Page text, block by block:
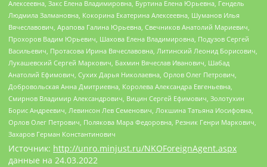
Алексеевна, Закс Елена Владимировна, Буртина Елена Юрьевна, Гендель
Людмила Залмановна, Кокорина Екатерина Алексеевна, Шуманов Илья
Вячеславович, Арапова Галина Юрьевна, Свечников Анатолий Мариевич,
Прохоров Вадим Юрьевич, Шахова Елена Владимировна, Подузов Сергей
Васильевич, Протасова Ирина Вячеславовна, Литинский Леонид Борисович,
Лукашевский Сергей Маркович, Бахмин Вячеслав Иванович, Шабад
Анатолий Ефимович, Сухих Дарья Николаевна, Орлов Олег Петрович,
Добровольская Анна Дмитриевна, Королева Александра Евгеньевна,
Смирнов Владимир Александрович, Вицин Сергей Ефимович, Золотухин
Борис Андреевич, Левинсон Лев Семенович, Локшина Татьяна Иосифовна,
Орлов Олег Петрович, Полякова Мара Федоровна, Резник Генри Маркович,
Захаров Герман Константинович
Источник: http://unro.minjust.ru/NKOForeignAgent.aspx
данные на 24.03.2022